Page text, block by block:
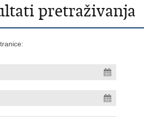
pretraživanja